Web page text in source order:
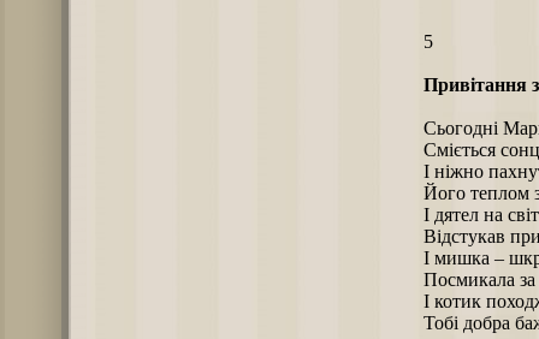
5
Привітання
Сьогодні
Сміється
І ніжно
Його теплом
І дятел на
Відстукав
І мишка –
Посмикала
І котик
Тобі добра